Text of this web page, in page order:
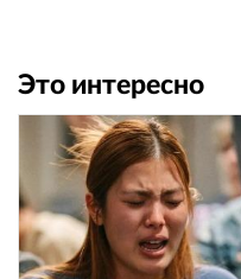
Это интересно